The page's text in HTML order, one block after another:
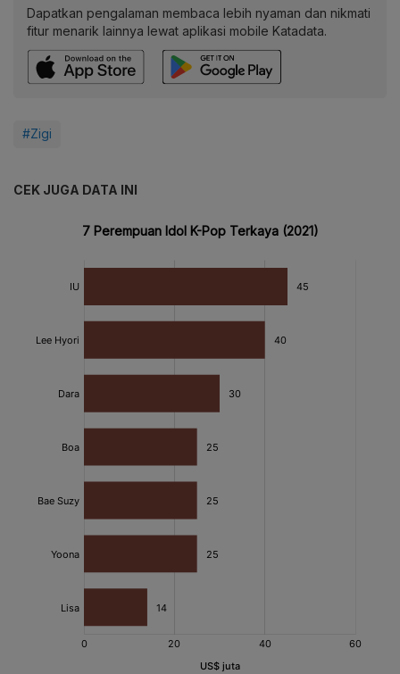
Dapatkan pengalaman membaca lebih nyaman dan nikmati
fitur menarik lainnya lewat aplikasi mobile Katadata.
#Zigi
CEK JUGA DATA INI